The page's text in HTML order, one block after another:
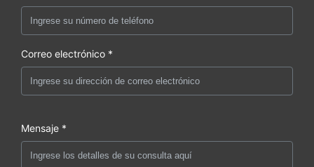
Correo electrónico *
Mensaje *